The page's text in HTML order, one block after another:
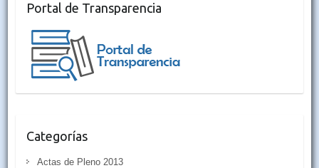
Portal de Transparencia
Categorías
Actas de Pleno 2013